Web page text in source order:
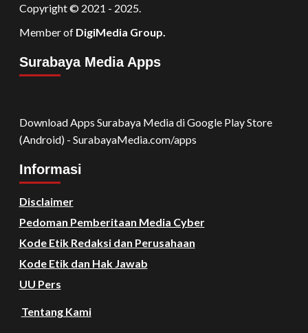
Copyright © 2021 - 2025.
Member of DigiMedia Group.
Surabaya Media Apps
Download Apps Surabaya Media di Google Play Store
(Android) - SurabayaMedia.com/apps
Informasi
Disclaimer
Pedoman Pemberitaan Media Cyber
Kode Etik Redaksi dan Perusahaan
Kode Etik dan Hak Jawab
UU Pers
Tentang Kami